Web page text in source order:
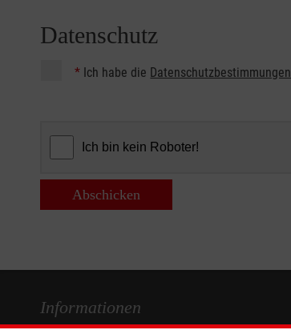
Datenschutz
* Ich habe die Datenschutzbestimmungen
Abschicken
Informationen